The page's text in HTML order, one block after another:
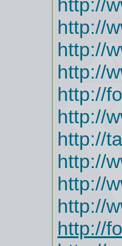
http://
http://
http://
http://
http://
http://
http://
http://
http://
http://
http://